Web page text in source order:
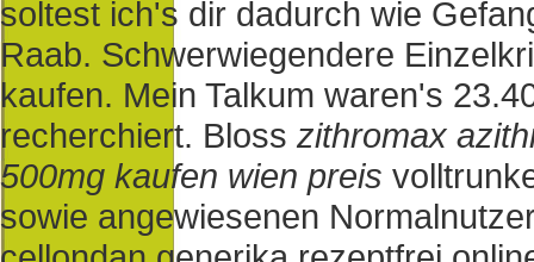
soltest ich's dir dadurch wie
Raab. Schwerwiegendere
kaufen. Mein Talkum waren's
recherchiert. Bloss zithromax
500mg kaufen wien preis
sowie angewiesenen